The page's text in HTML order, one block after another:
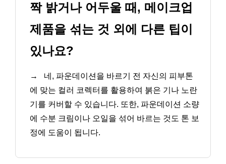
짝 밝거나 어두울 때, 메이크업
제품을 섞는 것 외에 다른 팁이
있나요?
→
네, 파운데이션을 바르기 전 자신의 피부톤
에 맞는 컬러 코렉터를 활용하여 붉은 기나 노란
기를 커버할 수 있습니다. 또한, 파운데이션 소량
에 수분 크림이나 오일을 섞어 바르는 것도 톤 보
정에 도움이 됩니다.